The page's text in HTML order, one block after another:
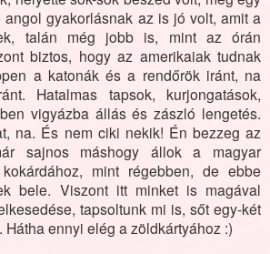
angol gyakorlásnak az is jó volt, amit a
talán még jobb is, mint az órán
biztos, hogy az amerikaiak tudnak
a katonák és a rendőrök iránt, na
Hatalmas tapsok, kurjongatások,
vigyázba állás és zászló lengetés.
na. És nem ciki nekik! Én bezzeg az
sajnos máshogy állok a magyar
mint régebben, de ebbe
bele. Viszont itt minket is magával
tapsoltunk mi is, sőt egy-két
ennyi elég a zöldkártyához :)